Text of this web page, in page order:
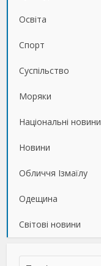
Освіта
Спорт
Суспільство
Моряки
Національні новини
Новини
Обличчя Ізмаїлу
Одещина
Світові новини